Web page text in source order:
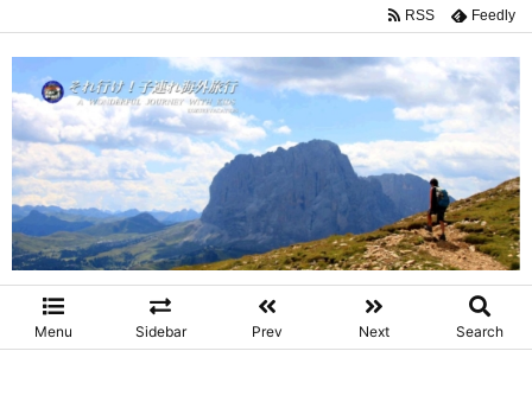
Menu Sidebar Prev Next Search
RSS Feedly